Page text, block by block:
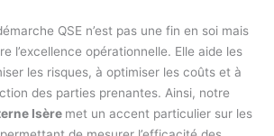
QSE n’est pas une fin en soi mais
l’excellence opérationnelle. Elle aide les
les risques, à optimiser les coûts et à
des parties prenantes. Ainsi, notre
Isère met un accent particulier sur les